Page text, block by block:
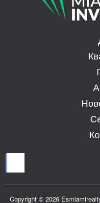
Copyright © 2026